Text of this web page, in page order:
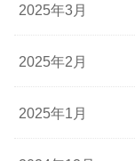
2025年3月
2025年2月
2025年1月